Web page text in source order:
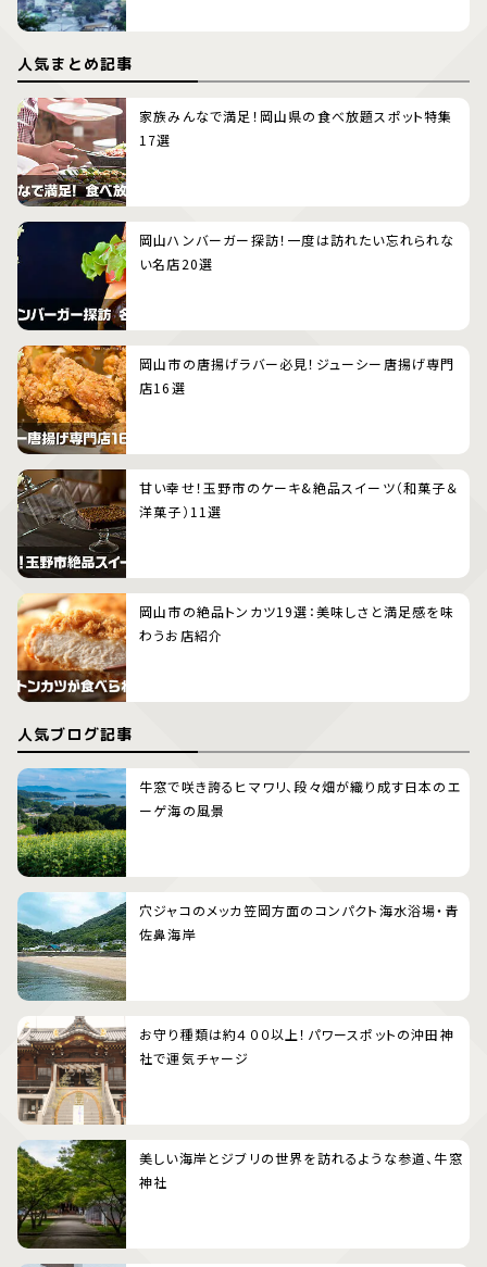
人気まとめ記事
家族みんなで満足！岡山県の食べ放題スポット特集
17選
岡山ハンバーガー探訪！一度は訪れたい忘れられな
い名店20選
岡山市の唐揚げラバー必見！ジューシー唐揚げ専門
店16選
甘い幸せ！玉野市のケーキ&絶品スイーツ（和菓子＆
洋菓子）11選
岡山市の絶品トンカツ19選：美味しさと満足感を味
わうお店紹介
人気ブログ記事
牛窓で咲き誇るヒマワリ、段々畑が織り成す日本のエ
ーゲ海の風景
穴ジャコのメッカ笠岡方面のコンパクト海水浴場・青
佐鼻海岸
お守り種類は約４００以上！パワースポットの沖田神
社で運気チャージ
美しい海岸とジブリの世界を訪れるような参道、牛窓
神社